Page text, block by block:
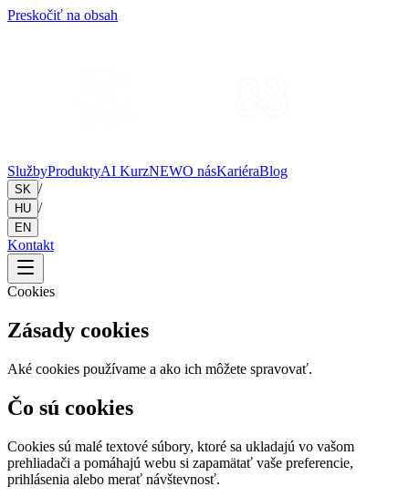
Preskočiť na obsah
SlužbyProduktyAI KurzNEWO násKariéraBlog
SK /
HU /
EN
Kontakt
Cookies
Zásady cookies
Aké cookies používame a ako ich môžete spravovať.
Čo sú cookies
Cookies sú malé textové súbory, ktoré sa ukladajú vo vašom
prehliadači a pomáhajú webu si zapamätať vaše preferencie,
prihlásenia alebo merať návštevnosť.